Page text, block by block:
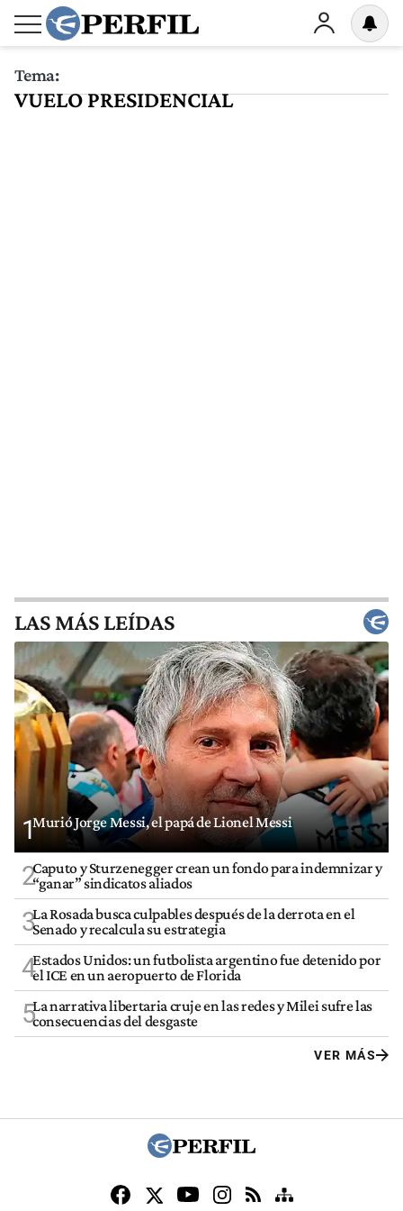
Tema:
VUELO PRESIDENCIAL
LAS MÁS LEÍDAS
1Murió Jorge Messi, el papá de Lionel Messi
2Caputo y Sturzenegger crean un fondo para indemnizar y
“ganar” sindicatos aliados
3La Rosada busca culpables después de la derrota en el
Senado y recalcula su estrategia
4Estados Unidos: un futbolista argentino fue detenido por
el ICE en un aeropuerto de Florida
5La narrativa libertaria cruje en las redes y Milei sufre las
consecuencias del desgaste
VER MÁS